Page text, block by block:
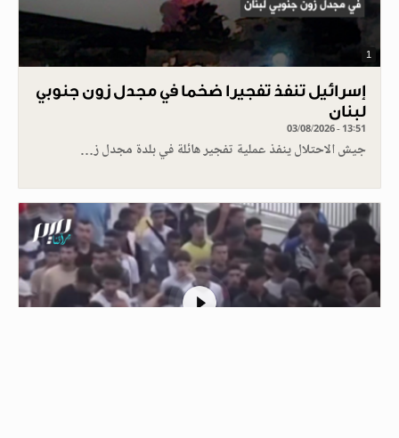
1
إسرائيل تنفذ تفجيرا ضخما في مجدل زون جنوبي
لبنان
03/08/2026 - 13:51
جيش الاحتلال ينفذ عملية تفجير هائلة في بلدة مجدل ز…